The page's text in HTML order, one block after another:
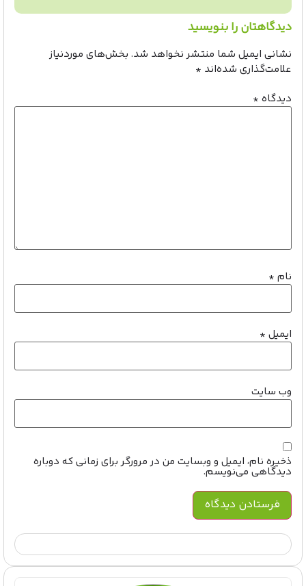
دیدگاهتان را بنویسید
نشانی ایمیل شما منتشر نخواهد شد. بخش‌های موردنیاز
علامت‌گذاری شده‌اند *
دیدگاه *
نام *
ایمیل *
وب‌ سایت
ذخیره نام، ایمیل و وبسایت من در مرورگر برای زمانی که دوباره
دیدگاهی می‌نویسم.